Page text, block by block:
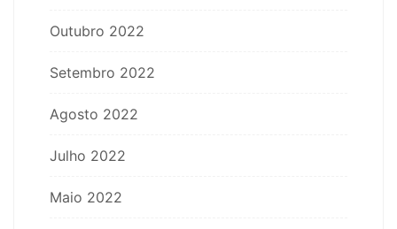
Outubro 2022
Setembro 2022
Agosto 2022
Julho 2022
Maio 2022